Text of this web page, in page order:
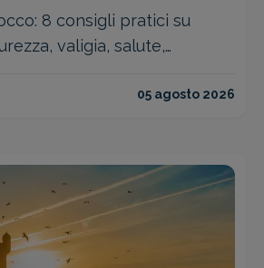
8 consigli pratici su
valigia, salute,
senza sorprese.05 agosto 2026